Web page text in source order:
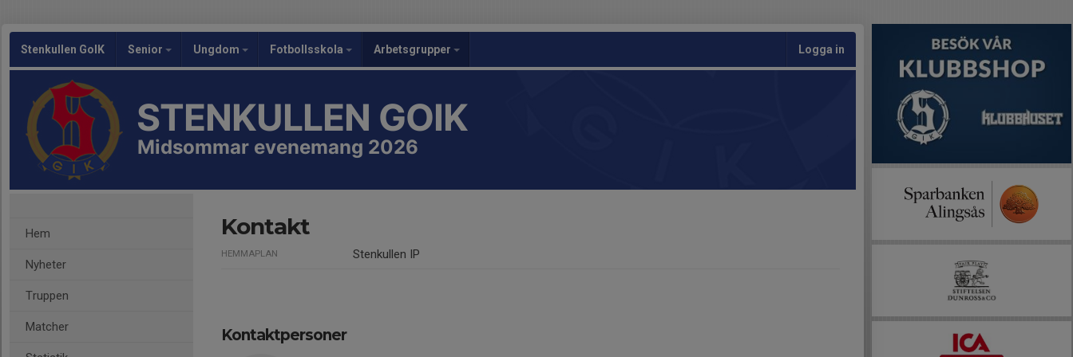
Stenkullen GoIK Senior Ungdom Fotbollsskola Arbetsgrupper Logga in
STENKULLEN GOIK
Midsommar evenemang 2026
Hem
Nyheter
Truppen
Matcher
Kontakt
HEMMAPLAN Stenkullen IP
Kontaktpersoner